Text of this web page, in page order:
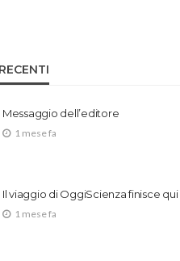
Messaggio dell’editore
1 mese fa
Il viaggio di OggiScienza finisce qui
1 mese fa